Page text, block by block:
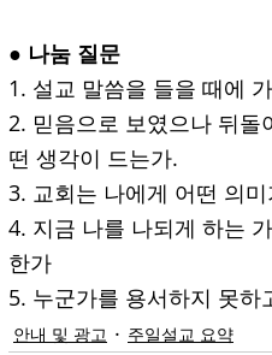
● 나눔 질문
1. 설교 말씀을 들을 때에
2. 믿음으로 보였으나 뒤돌
떤 생각이 드는가.
3. 교회는 나에게 어떤 의
4. 지금 나를 나되게 하는
한가
5. 누군가를 용서하지 못
안내 및 광고 주일설교 요약